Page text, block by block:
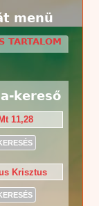
menü
TARTALOM
kereső